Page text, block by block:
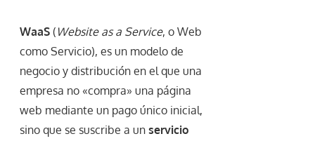
WaaS ( Website as a Service, o Web
como Servicio), es un modelo de
negocio y distribución en el que una
empresa no «compra» una página
web mediante un pago único inicial,
sino que se suscribe a un servicio